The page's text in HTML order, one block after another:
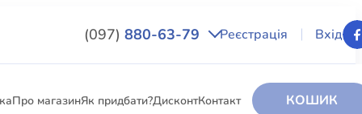
(097) 880-63-79 Реєстрація Вхід
Про магазинЯк придбати?ДисконтКонтакт КОШИК